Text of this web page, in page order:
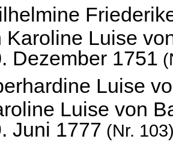
Karoline Luise
Dezember 1751
Luise
Luise von
Juni 1777 (Nr.